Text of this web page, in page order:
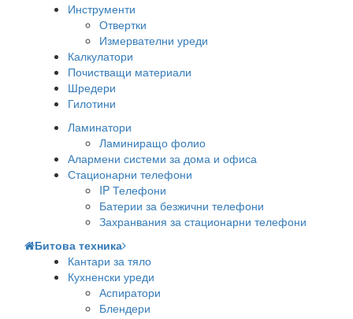
Инструменти
Отвертки
Измервателни уреди
Калкулатори
Почистващи материали
Шредери
Гилотини
Ламинатори
Ламиниращо фолио
Алармени системи за дома и офиса
Стационарни телефони
IP Телефони
Батерии за безжични телефони
Захранвания за стационарни телефони
Битова техника
Кантари за тяло
Кухненски уреди
Аспиратори
Блендери